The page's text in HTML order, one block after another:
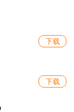
下载
下载